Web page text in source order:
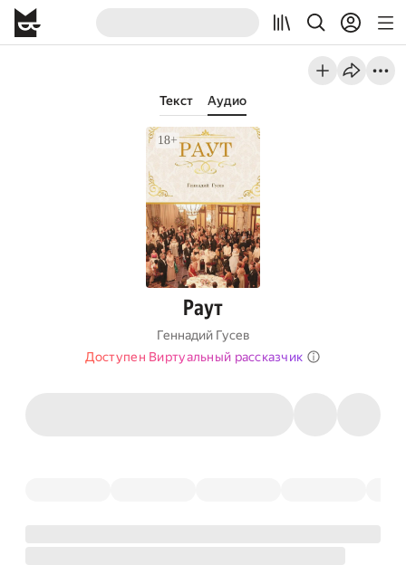
Текст Аудио
Раут
Геннадий Гусев
Доступен Виртуальный рассказчик